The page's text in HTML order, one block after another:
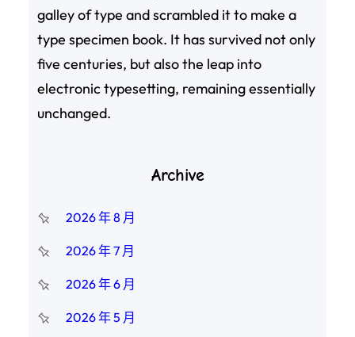
galley of type and scrambled it to make a
type specimen book. It has survived not only
five centuries, but also the leap into
electronic typesetting, remaining essentially
unchanged.
Archive
2026 年 8 月
2026 年 7 月
2026 年 6 月
2026 年 5 月